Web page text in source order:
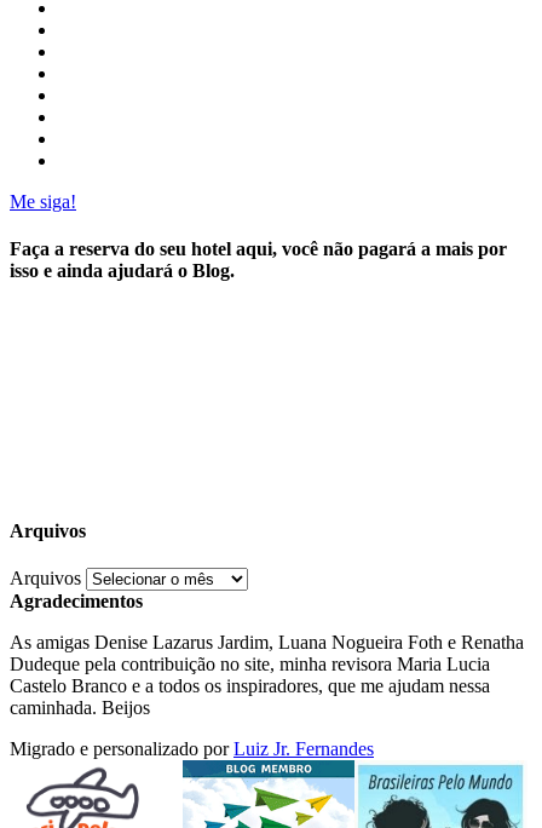
Me siga!
Faça a reserva do seu hotel aqui, você não pagará a mais por
isso e ainda ajudará o Blog.
Arquivos
Arquivos
Agradecimentos
As amigas Denise Lazarus Jardim, Luana Nogueira Foth e Renatha
Dudeque pela contribuição no site, minha revisora Maria Lucia
Castelo Branco e a todos os inspiradores, que me ajudam nessa
caminhada. Beijos
Migrado e personalizado porLuiz Jr. Fernandes